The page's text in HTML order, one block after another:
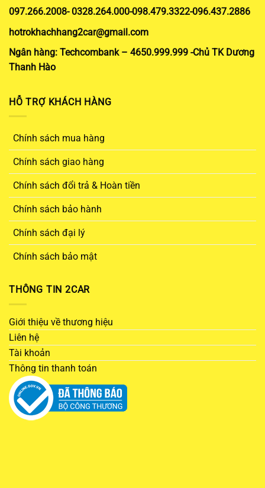
097.266.2008- 0328.264.000-098.479.3322-096.437.2886
hotrokhachhang2car@gmail.com
Ngân hàng: Techcombank – 4650.999.999 -Chủ TK Dương
Thanh Hào
HỖ TRỢ KHÁCH HÀNG
Chính sách mua hàng
Chính sách giao hàng
Chính sách đổi trả & Hoàn tiền
Chính sách bảo hành
Chính sách đại lý
Chính sách bảo mật
THÔNG TIN 2CAR
Giới thiệu về thương hiệu
Liên hệ
Tài khoản
Thông tin thanh toán